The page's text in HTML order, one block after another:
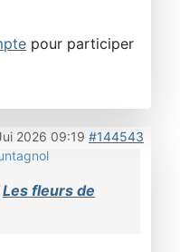
pour participer
2026 09:19 #144543
Les fleurs de